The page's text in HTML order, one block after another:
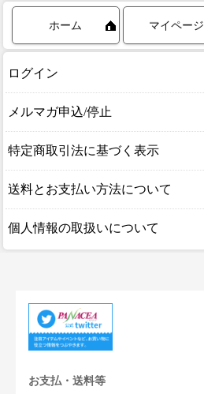
ホーム マイページ
ログイン
メルマガ申込/停止
特定商取引法に基づく表示
送料とお支払い方法について
個人情報の取扱いについて
お支払・送料等